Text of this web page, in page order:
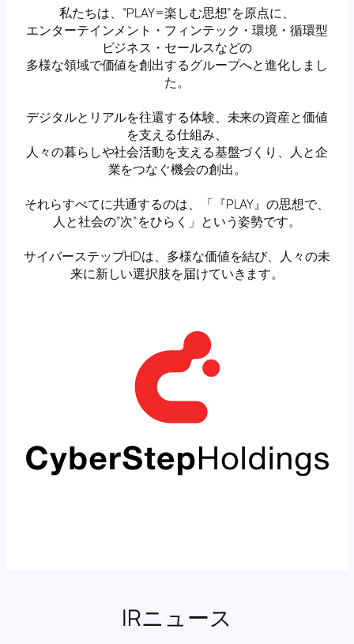
私たちは、”PLAY=楽しむ思想”を原点に、
エンターテインメント・フィンテック・環境・循環型
ビジネス・セールスなどの
多様な領域で価値を創出するグループへと進化しまし
た。
デジタルとリアルを往還する体験、未来の資産と価値
を支える仕組み、
人々の暮らしや社会活動を支える基盤づくり、人と企
業をつなぐ機会の創出。
それらすべてに共通するのは、「『PLAY』の思想で、
人と社会の”次”をひらく」という姿勢です。
サイバーステップHDは、多様な価値を結び、人々の未
来に新しい選択肢を届けていきます。
IRニュース